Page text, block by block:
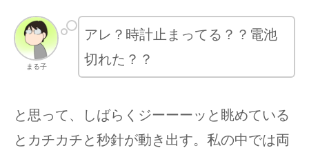
まる子
アレ？時計止まってる？？電池
切れた？？
と思って、しばらくジーーーッと眺めている
とカチカチと秒針が動き出す。私の中では両